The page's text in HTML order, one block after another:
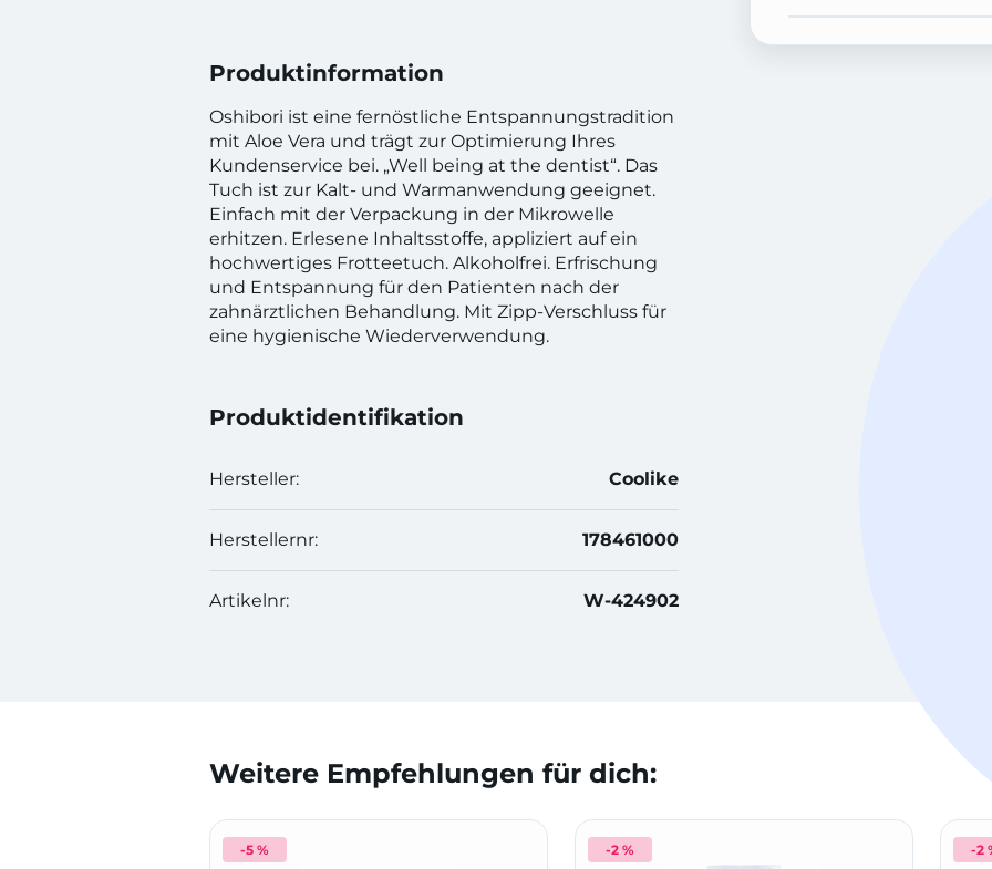
Produktinformation
Oshibori ist eine fernöstliche Entspannungstradition
mit Aloe Vera und trägt zur Optimierung Ihres
Kundenservice bei. „Well being at the dentist“. Das
Tuch ist zur Kalt- und Warmanwendung geeignet.
Einfach mit der Verpackung in der Mikrowelle
erhitzen. Erlesene Inhaltsstoffe, appliziert auf ein
hochwertiges Frotteetuch. Alkoholfrei. Erfrischung
und Entspannung für den Patienten nach der
zahnärztlichen Behandlung. Mit Zipp-Verschluss für
eine hygienische Wiederverwendung.
Produktidentifikation
Hersteller: Coolike
Herstellernr: 178461000
Artikelnr: W-424902
Weitere Empfehlungen für dich:
-5 % -2 % -2